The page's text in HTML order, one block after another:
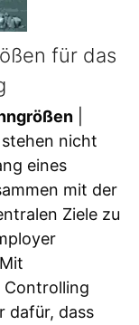
für das
nicht
eines
mit der
Ziele zu
Controlling
dafür, dass